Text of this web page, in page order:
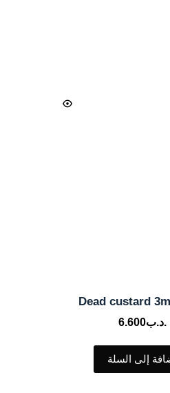
Dead custard
.د.ب6.600
إلى السلة